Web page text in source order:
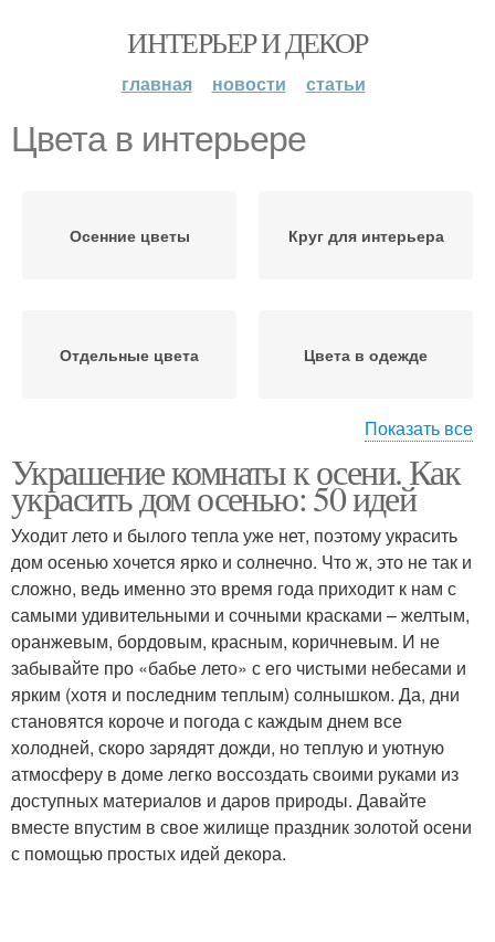
ИНТЕРЬЕР И ДЕКОР
главная новости статьи
Цвета в интерьере
Осенние цветы Круг для интерьера
Отдельные цвета Цвета в одежде
Модные цветы Осенний интерьер
Цвета для интерьера Карамель в интерьере
Тона в интерьере Цветы в интерьере
Цвета по зонам Цвета на восприятие
Показать все
Украшение комнаты к осени. Как
украсить дом осенью: 50 идей
Уходит лето и былого тепла уже нет, поэтому украсить
дом осенью хочется ярко и солнечно. Что ж, это не так и
сложно, ведь именно это время года приходит к нам с
самыми удивительными и сочными красками – желтым,
оранжевым, бордовым, красным, коричневым. И не
забывайте про «бабье лето» с его чистыми небесами и
ярким (хотя и последним теплым) солнышком. Да, дни
становятся короче и погода с каждым днем все
холодней, скоро зарядят дожди, но теплую и уютную
атмосферу в доме легко воссоздать своими руками из
доступных материалов и даров природы. Давайте
вместе впустим в свое жилище праздник золотой осени
с помощью простых идей декора.